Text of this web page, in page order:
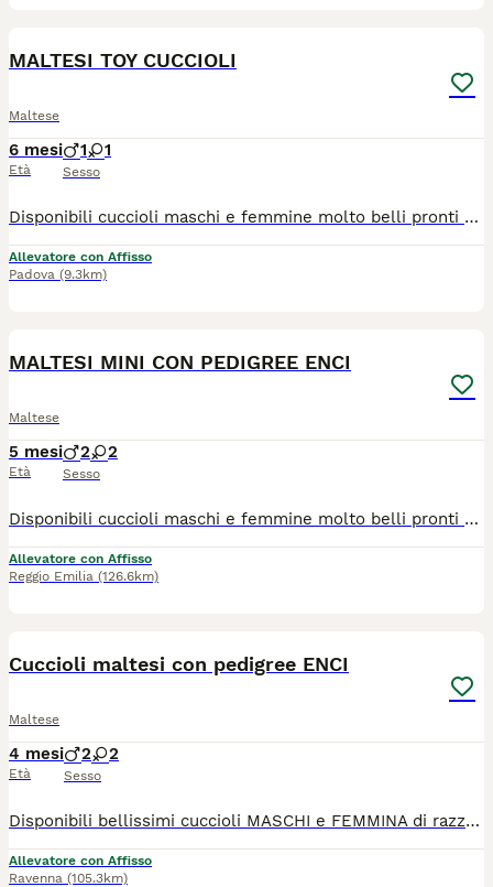
MALTESI TOY CUCCIOLI
Maltese
6 mesi
Età
1 1
Sesso
Disponibili cuccioli maschi e femmine molto belli pronti alla consegna alla nuova famiglia. I cuccioli che noi proponiamo sono tutti nati rigorosamente presso il nostro allevamento riconosciuto ENCI e FCI di cui sono visibili i genitori. I cani vengono consegnati dopo i 3 mesi di età con: ✔️ Pedigree ENCI e documentazione sanitaria completa ✔️Microchip inserito, quindi già iscritto all'anagrafe canina ✔️ Ciclo di vaccinazioni completo ✔️ Sverminazione ✔️ Libretto sanitario ✔️ Abituati a fare i bisogni sulla traversina assorbente ✔️Mangiano crocchette secche 📍 Vieni a conoscerci: Allevamento della Famiglia Contarini Solarolo (RA) – Emilia Romagna 📞 Contattaci per maggiori informazioni, prezzi e per fissare una visita Visite tutti i giorni previo appuntamento 📱3386303108 (Se il numero non è visibile, clicca in alto a destra su “Mostra numero”) 📍 Vieni a conoscerci: 👉Allevamento della famiglia Contarini – Solarolo, Emilia Romagna 🌐www.canimaltesi.it INSTAGRAM: @allevamentofamigliacontarini
Allevatore con Affisso
Padova (9.3km)
MALTESI MINI CON PEDIGREE ENCI
Maltese
5 mesi
Età
2 2
Sesso
Disponibili cuccioli maschi e femmine molto belli pronti alla consegna alla nuova famiglia. I cuccioli che noi proponiamo sono tutti nati rigorosamente presso il nostro allevamento riconosciuto ENCI e FCI di cui sono visibili i genitori. I cani vengono consegnati dopo i 3 mesi di età con: ✔️ Pedigree ENCI e documentazione sanitaria completa ✔️Microchip inserito, quindi già iscritto all'anagrafe canina ✔️ Ciclo di vaccinazioni completo ✔️ Sverminazione ✔️ Libretto sanitario ✔️ Abituati a fare i bisogni sulla traversina assorbente ✔️Mangiano crocchette secche 📍 Vieni a conoscerci 👉 Noi siamo l’Allevamento della Famiglia Contarini e ci troviamo a Solarolo in Emilia Romagna... molto vicino a Imola! 🏡 Visite in allevamento tutti i giorni PREVIO APPUNTAMENTO TELEFONICO! 🚚 CONSEGNE in tutta Italia. 💳 Possibilità di pagamento a rate. Contattaci per maggiori informazioni! 📞 TEL. 3 3 8 6 3 0 3 1 0 8 (Se il numero non è visibile, clicca in alto a destra su “Mostra numero”) 🌐 SITO www.canimaltesi.it 📸 INSTAGRAM: @allevamentofamigliacontarini
Allevatore con Affisso
Reggio Emilia (126.6km)
Cuccioli maltesi con pedigree ENCI
Maltese
4 mesi
Età
2 2
Sesso
Disponibili bellissimi cuccioli MASCHI e FEMMINA di razza Maltese. I nostri cuccioli sono nati presso il nostro allevamento riconosciuto ENCI e FCI in ambiente sano e curato. In allevamento dove potrete anche vedere e conoscere i genitori. Ogni cucciolo viene consegnato dai 3 mesi di età con: ✔️ Pedigree ENCI (fondamentale per certificare la razza, l'allevatore e garantire che non siano consanguinei) ✔️Microchip inserito, quindi già iscritto all'anagrafe canina ✔️Vaccinazioni complete ✔️Sverminazione effettuata ✔️ Libretto sanitario ✔️Abituati a fare i bisogni sulla traversina assorbente ✔️ Mangiano crocchette secche 📍 Vieni a conoscerci 👉 Noi siamo l’Allevamento della Famiglia Contarini e ci troviamo a Solarolo in Emilia Romagna... molto vicino a Imola! 🏡 Visite in allevamento tutti i giorni PREVIO APPUNTAMENTO TELEFONICO! 🚚 CONSEGNE in tutta Italia. 💳 Possibilità di pagamento in comode RATE. Contattaci per maggiori informazioni! 📞 TEL. 3 3 8 6 3 0 3 1 0 8 (Se il numero non è visibile, clicca in alto a destra su “Mostra numero”) 🌐 SITO www.canimaltesi.it 📸 INSTAGRAM: @allevamentofamigliacontarini
Allevatore con Affisso
Ravenna (105.3km)